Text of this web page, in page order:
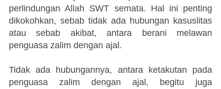
perlindungan Allah SWT semata. Hal ini penting
dikokohkan, sebab tidak ada hubungan kasuslitas
atau sebab akibat, antara berani melawan
penguasa zalim dengan ajal.
Tidak ada hubungannya, antara ketakutan pada
penguasa zalim dengan ajal, begitu juga